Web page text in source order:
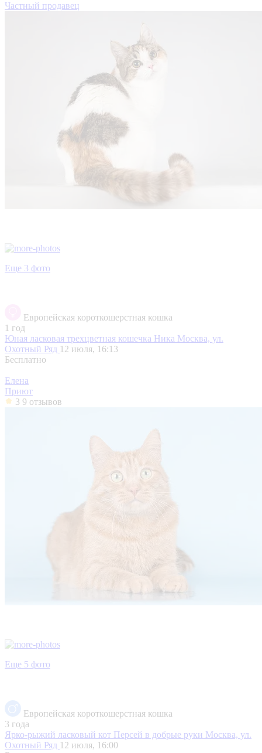
Частный продавец
Еще 3 фото
Европейская короткошерстная кошка
1 год
Юная ласковая трехцветная кошечка Ника Москва, ул.
Охотный Ряд 12 июля, 16:13
Бесплатно
Елена
Приют
3 9 отзывов
Еще 5 фото
Европейская короткошерстная кошка
3 года
Ярко-рыжий ласковый кот Персей в добрые руки Москва, ул.
Охотный Ряд 12 июля, 16:00